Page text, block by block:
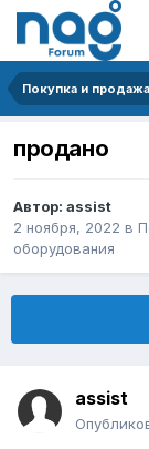
продано
Автор: assist
2 ноября, 2022 в
оборудования
assist